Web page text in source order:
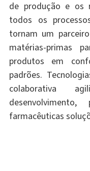
de produção e os
todos os
tornam um
matérias-primas
produtos em
padrões.
colaborativa
farmacêuticas